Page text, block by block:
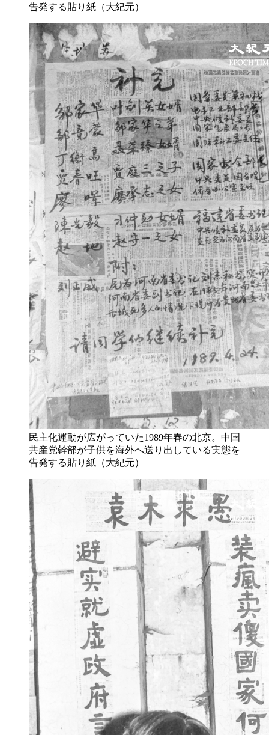
告発する貼り紙（大紀元）
民主化運動が広がっていた1989年春の北京。中国
共産党幹部が子供を海外へ送り出している実態を
告発する貼り紙（大紀元）